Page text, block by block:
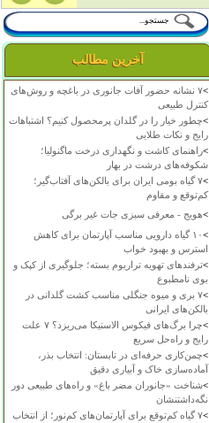
آخرین مطالب
>
۷ نشانه حضور آفات جانوری در باغچه و روش‌های
کنترل طبیعی
>چطور خیار را در گلدان پرمحصول کنیم؟ اشتباهات
رایج و نکات طلایی
>راهنمای کاشت و نگهداری درخت ماگنولیا؛
شکوفه‌های درشت در بهار
>
۷ گیاه بومی ایران برای بالکن‌های آفتاب‌گیر؛
کم‌توقع و مقاوم
>هویج - معرفی سبزی جات غیر برگی
>
۱۰ گیاه دارویی مناسب آپارتمان برای کاهش
استرس و بهبود خواب
>ترفندهای تهویه تراریوم بسته؛ جلوگیری از کپک و
بوی نامطبوع
>
۷ بری و میوه جنگلی مناسب کشت گلدانی در
بالکن‌های ایرانی
>
چرا برگ‌های فیکوس الاستیکا می‌ریزد؟ ۷ علت
رایج و راه‌حل سریع
>چمن‌کاری حرفه‌ای در تابستان: انتخاب بذر،
آماده‌سازی خاک و آبیاری دقیق
>شناخت «جانوران مضر باغ» و راه‌های طبیعی دور
نگه‌داشتنشان
>
۷ گیاه کم‌توقع برای آپارتمان‌های کم‌نور؛ از انتخاب